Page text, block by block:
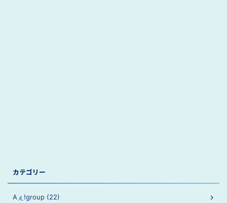
カテゴリー
Aぇ!group (22)